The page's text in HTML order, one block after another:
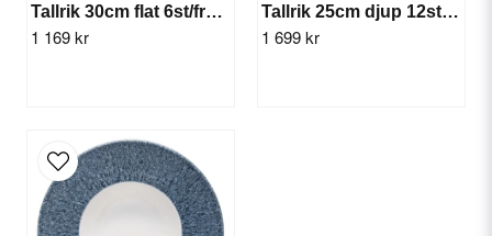
Tallrik 30cm flat 6st/frp. Heritage
1 169 kr
Tallrik 25cm djup 12st/frp. Stellar Miro
1 699 kr
Send question